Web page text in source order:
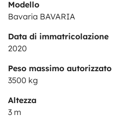
Modello
Bavaria BAVARIA
Data di immatricolazione
2020
Peso massimo autorizzato
3500 kg
Altezza
3 m